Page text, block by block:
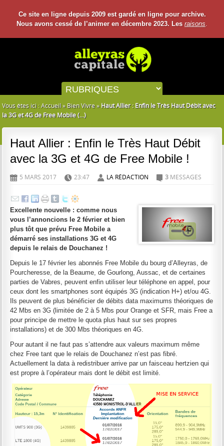
Ce site en ligne depuis 2009 est gardé en ligne pour archive.
Nous avons cessé de l’animer en décembre 2023. Les raisons.
Vous êtes ici :Accueil » Bien Vivre » Haut Allier : Enfin le Très Haut Débit avec
la 3G et 4G de Free Mobile (...)
Haut Allier : Enfin le Très Haut Débit
avec la 3G et 4G de Free Mobile !
D 5 MARS 2017 H 23:47 A LA RÉDACTION 3 MESSAGES
Excellente nouvelle : comme nous
vous l’annoncions le 2 février et bien
plus tôt que prévu Free Mobile a
démarré ses installations 3G et 4G
depuis le relais de Douchanez !
Depuis le 17 février les abonnés Free Mobile du bourg d’Alleyras, de
Pourcheresse, de la Beaume, de Gourlong, Aussac, et de certaines
parties de Vabres, peuvent enfin utiliser leur téléphone en appel, pour
ceux dont les smartphones sont équipés 3G (indication H+) et/ou 4G.
Ils peuvent de plus bénéficier de débits data maximums théoriques de
42 Mbs en 3G (limitée de 2 à 5 Mbs pour Orange et SFR, mais Free a
pour principe de mettre le quota plus haut sur ses propres
installations) et de 300 Mbs théoriques en 4G.
Pour autant il ne faut pas s’attendre aux valeurs maximum même
chez Free tant que le relais de Douchanez n’est pas fibré.
Actuellement la data à redistribuer arrive par un faisceau hertzien qui
est propre à l’opérateur mais dont le débit est limité.